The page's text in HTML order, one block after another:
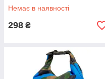
Немає в наявності
298 ₴